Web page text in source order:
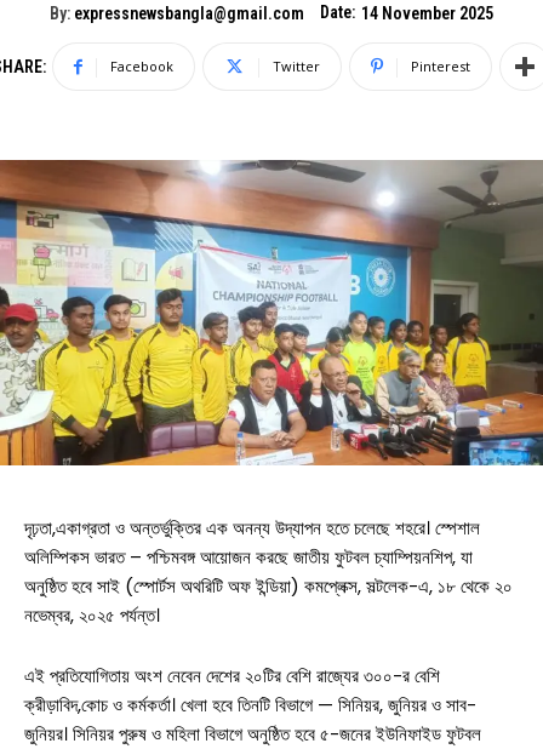
By: expressnewsbangla@gmail.com Date: 14 November 2025
Facebook Twitter Pinterest
দৃঢ়তা,একাগ্রতা ও অন্তর্ভুক্তির এক অনন্য উদ্‌যাপন হতে চলেছে শহরে। স্পেশাল
অলিম্পিকস ভারত – পশ্চিমবঙ্গ আয়োজন করছে জাতীয় ফুটবল চ্যাম্পিয়নশিপ, যা
অনুষ্ঠিত হবে সাই (স্পোর্টস অথরিটি অফ ইন্ডিয়া) কমপ্লেক্স, সল্টলেক-এ, ১৮ থেকে ২০
নভেম্বর, ২০২৫ পর্যন্ত।
এই প্রতিযোগিতায় অংশ নেবেন দেশের ২০টির বেশি রাজ্যের ৩০০-র বেশি
ক্রীড়াবিদ,কোচ ও কর্মকর্তা। খেলা হবে তিনটি বিভাগে — সিনিয়র, জুনিয়র ও সাব-
জুনিয়র। সিনিয়র পুরুষ ও মহিলা বিভাগে অনুষ্ঠিত হবে ৫-জনের ইউনিফাইড ফুটবল